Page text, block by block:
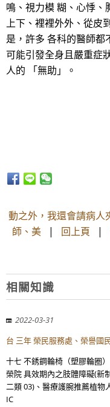
鳴、視力模 糊、心悸、
上下、裡裡外外、從皮
是，許多 各科的醫師
可能引發全身且嚴重症
人的 「無助」。
動之外，我還會請病人
師、美 | 回上頁 |
相關知識
2022-03-31
台 三年 榮民服務處、榮譽國
十七 不銹鋼輪椅（塑膠輪圈
榮院 具效期內之肢體障礙(新
二類 03)、醫療護腕推薦植物
IC